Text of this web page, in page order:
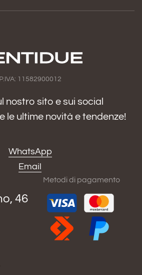
P.IVA: 11582900012
nostro sito e sui social
le ultime novità e tendenze!
WhatsApp
Email
46
Metodi di pagamento